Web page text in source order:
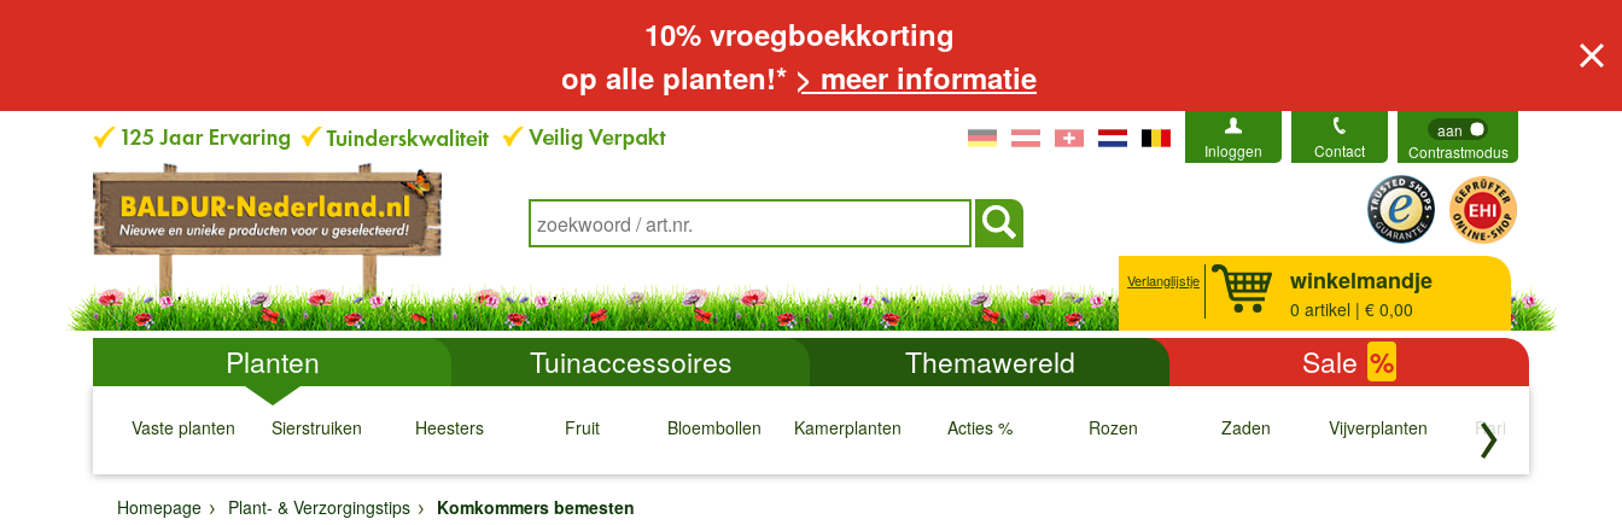
10% vroegboekkorting
op alle planten!* > meer informatie
Inloggen Contact
aan
Contrastmodus
Verlanglijstje winkelmandje
0 artikel | € 0,00
Planten Tuinaccessoires Themawereld Sale %
Vaste planten
↓
Sierstruiken
↓
Heesters
↓
Fruit
↓
Bloembollen
↓
Kamerplanten
↓
Acties %
↓
Rozen
↓
Zaden
↓
Vijverplanten
↓
Rariteiten
↓
Homepage
Plant- & Verzorgingstips Komkommers bemesten